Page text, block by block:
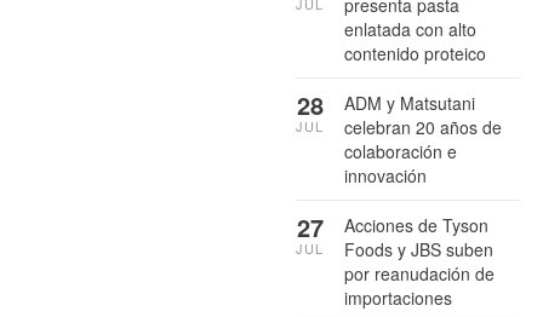
presenta pasta
enlatada con alto
contenido proteico
JUL
ADM y Matsutani
celebran 20 años de
colaboración e
innovación
28
JUL
Acciones de Tyson
Foods y JBS suben
por reanudación de
importaciones
27
JUL